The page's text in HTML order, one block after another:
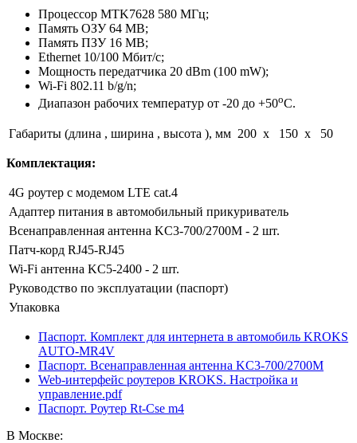
Процессор MTK7628 580 МГц;
Память ОЗУ 64 MB;
Память ПЗУ 16 MB;
Ethernet 10/100 Мбит/c;
Мощность передатчика 20 dBm (100 mW);
Wi-Fi 802.11 b/g/n;
Диапазон рабочих температур от -20 до +50оС.
Габариты (длина , ширина , высота ), мм 200 x 150 x 50
Комплектация:
4G роутер с модемом LTE cat.4
Адаптер питания в автомобильный прикуриватель
Всенаправленная антенна KC3-700/2700M - 2 шт.
Патч-корд RJ45-RJ45
Wi-Fi антенна KC5-2400 - 2 шт.
Руководство по эксплуатации (паспорт)
Упаковка
Паспорт. Комплект для интернета в автомобиль KROKS
AUTO-MR4V
Паспорт. Всенаправленная антенна KC3-700/2700M
Web-интерфейс роутеров KROKS. Настройка и
управление.pdf
Паспорт. Роутер Rt-Cse m4
В Москве: